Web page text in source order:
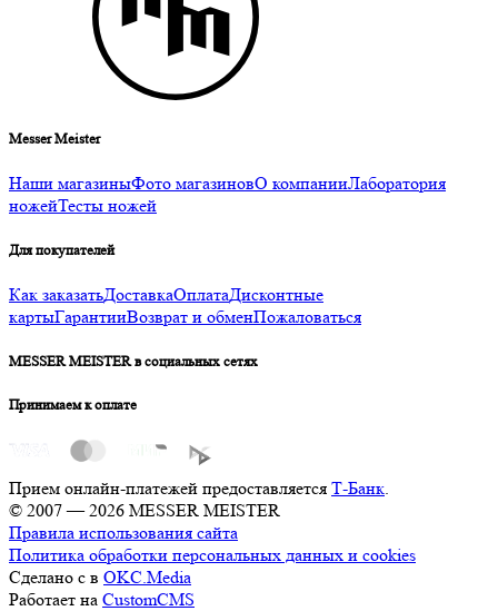
Messer Meister
Наши магазиныФото магазиновО компанииЛаборатория
ножейТесты ножей
Для покупателей
Как заказатьДоставкаОплатаДисконтные
картыГарантииВозврат и обменПожаловаться
MESSER MEISTER в социальных сетях
Принимаем к оплате
Прием онлайн-платежей предоставляется Т-Банк
© 2007 — 2026 MESSER MEISTER
Правила использования сайта
Политика обработки персональных данных и cookies
Сделано с в OKC.Media
Работает на CustomCMS